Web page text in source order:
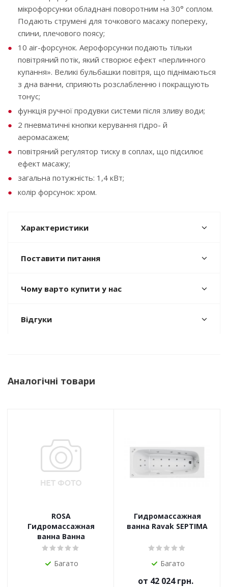
мікрофорсунки обладнані поворотним на 30° соплом.
Подають струмені для точкового масажу попереку,
спини, плечового поясу;
10 air-форсунок. Аерофорсунки подають тільки
повітряний потік, який створює ефект «перлинного
купання». Великі бульбашки повітря, що піднімаються
з дна ванни, сприяють розслабленню і покращують
тонус;
функція ручної продувки системи після зливу води;
2 пневматичні кнопки керування гідро- й
аеромасажем;
повітряний регулятор тиску в соплах, що підсилює
ефект масажу;
загальна потужність: 1,4 кВт;
колір форсунок: хром.
Характеристики
Поставити питання
Чому варто купити у нас
Відгуки
Аналогічні товари
ROSA
Гидромассажная
ванна Ванна
Багато
Гидромассажная
ванна Ravak SEPTIMA
Багато
от 42 024 грн.